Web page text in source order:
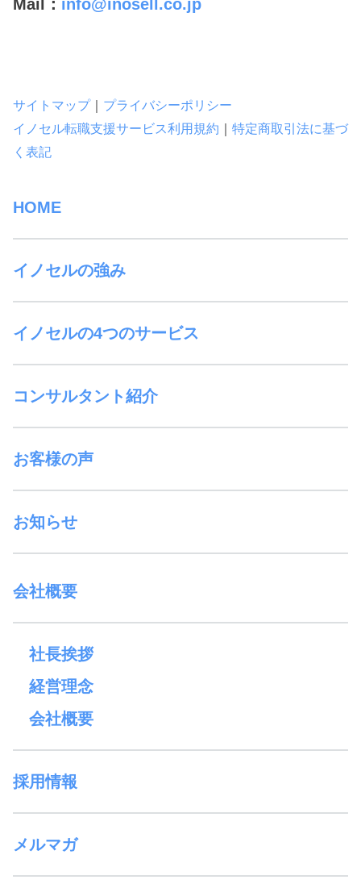
Mail： info@inosell.co.jp
サイトマップ｜ プライバシーポリシー
イノセル転職支援サービス利用規約
特定商取引法に基づ
く表記
HOME
イノセルの強み
イノセルの4つのサービス
コンサルタント紹介
お客様の声
お知らせ
会社概要
社長挨拶
経営理念
会社概要
採用情報
メルマガ